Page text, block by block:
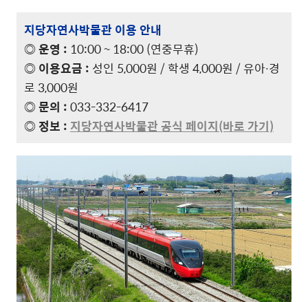
지당자연사박물관 이용 안내
◎ 운영 : 10:00 ~ 18:00 (연중무휴)
◎ 이용요금 : 성인 5,000원 / 학생 4,000원 / 유아∙경
로 3,000원
◎ 문의 :033-332-6417
◎ 정보 : 지당자연사박물관 공식 페이지(바로 가기)